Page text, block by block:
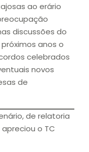
ao erário
discussões do
anos o
celebrados
novos
de
de relatoria
o TC